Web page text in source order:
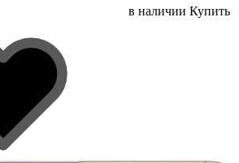
в наличии Купить